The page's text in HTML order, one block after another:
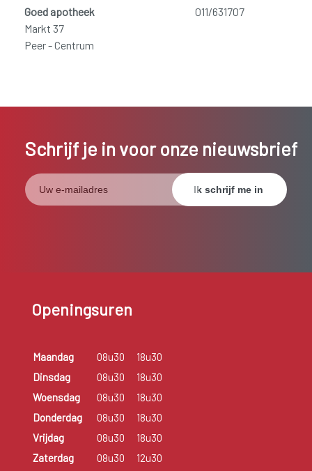
Goed apotheek
Markt 37
Peer - Centrum
011/631707
Schrijf je in voor onze nieuwsbrief
Openingsuren
Maandag 08u30
18u30
Dinsdag
08u30
18u30
Woensdag
08u30
18u30
Donderdag
08u30
18u30
Vrijdag
08u30
18u30
Zaterdag
08u30
12u30